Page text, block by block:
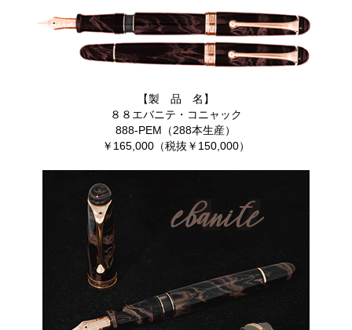
【製 品 名】
８８エバニテ・コニャック
888-PEM（288本生産）
￥165,000（税抜￥150,000）